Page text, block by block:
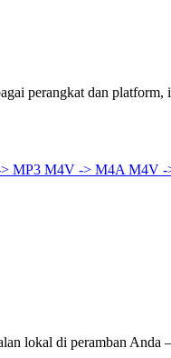
perangkat dan platform,
MP3 M4V -> M4A M4V -
lokal di peramban Anda